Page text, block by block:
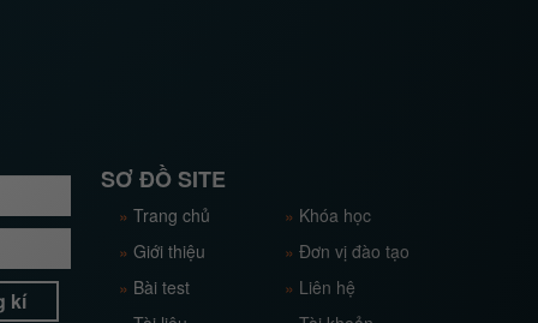
kí
SƠ ĐỒ SITE
» Trang chủ
» Giới thiệu
» Bài test
» Khóa học
»Đơn vị đào tạo
» Liên hệ